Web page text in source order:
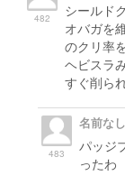
482
シールド
オバガを
のクリ率
ヘビスラ
すぐ削ら
483
名前なし
パッジ
ったわ